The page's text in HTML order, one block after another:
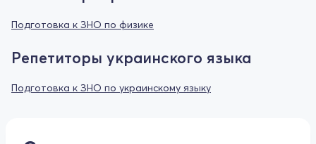
Подготовка к ЗНО по физике
Репетиторы украинского языка
Подготовка к ЗНО по украинскому языку